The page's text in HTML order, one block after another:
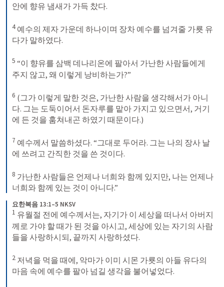
안에 향유 냄새가 가득 찼다.
4 예수의 제자 가운데 하나이며 장차 예수를 넘겨줄 가룟 유
다가 말하였다.
5 “이 향유를 삼백 데나리온에 팔아서 가난한 사람들에게
주지 않고, 왜 이렇게 낭비하는가?”
6 (그가 이렇게 말한 것은, 가난한 사람을 생각해서가 아니
다. 그는 도둑이어서 돈자루를 맡아 가지고 있으면서, 거기
에 든 것을 훔쳐내곤 하였기 때문이다.)
7 예수께서 말씀하셨다. “그대로 두어라. 그는 나의 장사 날
에 쓰려고 간직한 것을 쓴 것이다.
8 가난한 사람들은 언제나 너희와 함께 있지만, 나는 언제나
너희와 함께 있는 것이 아니다.”
요한복음 13:1–5 NKSV
1 유월절 전에 예수께서는, 자기가 이 세상을 떠나서 아버지
께로 가야 할 때가 된 것을 아시고, 세상에 있는 자기의 사람
들을 사랑하시되, 끝까지 사랑하셨다.
2 저녁을 먹을 때에, 악마가 이미 시몬 가룟의 아들 유다의
마음 속에 예수를 팔아 넘길 생각을 불어넣었다.